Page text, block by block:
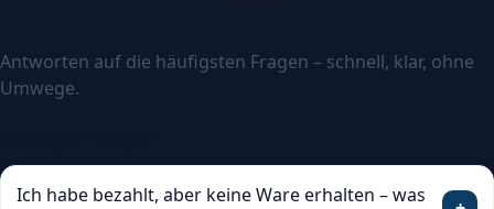
Antworten auf die häufigsten Fragen – schnell, klar, ohne
Umwege.
Ich habe bezahlt, aber keine Ware erhalten – was